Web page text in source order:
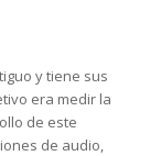
y tiene sus
era medir la
de este
de audio,